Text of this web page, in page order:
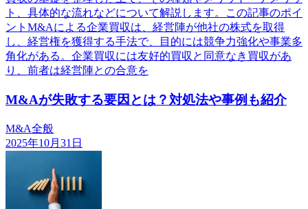
ト、具体的な流れなどについて解説します。この記事のポイ
ントM&Aによる企業買収は、経営陣が他社の株式を取得
し、経営権を獲得する手法で、目的には競争力強化や事業多
角化がある。企業買収には友好的買収と同意なき買収があ
り、前者は経営陣との合意を
M&Aが失敗する要因とは？対処法や事例も紹介
M&A全般
2025年10月31日